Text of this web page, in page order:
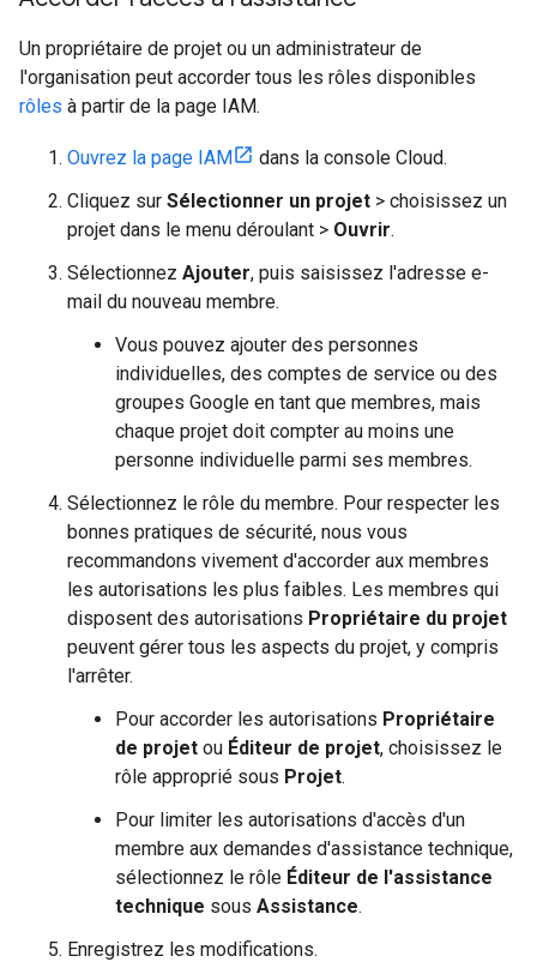
Un propriétaire de projet ou un administrateur de
l'organisation peut accorder tous les rôles disponibles
rôles à partir de la page IAM.
Ouvrez la page IAM
dans la console Cloud.
Cliquez sur Sélectionner un projet > choisissez un
projet dans le menu déroulant > Ouvrir.
Sélectionnez Ajouter, puis saisissez l'adresse e-
mail du nouveau membre.
Vous pouvez ajouter des personnes
individuelles, des comptes de service ou des
groupes Google en tant que membres, mais
chaque projet doit compter au moins une
personne individuelle parmi ses membres.
Sélectionnez le rôle du membre. Pour respecter les
bonnes pratiques de sécurité, nous vous
recommandons vivement d'accorder aux membres
les autorisations les plus faibles. Les membres qui
disposent des autorisations Propriétaire du projet
peuvent gérer tous les aspects du projet, y compris
l'arrêter.
Pour accorder les autorisations Propriétaire
de projet ou Éditeur de projet, choisissez le
rôle approprié sous Projet.
Pour limiter les autorisations d'accès d'un
membre aux demandes d'assistance technique,
sélectionnez le rôle Éditeur de l'assistance
technique sous Assistance.
Enregistrez les modifications.